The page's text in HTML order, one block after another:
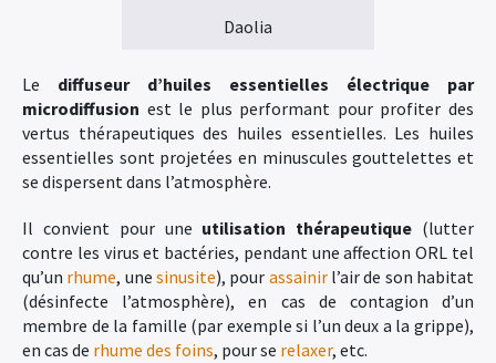
Daolia
Le diffuseur d’huiles essentielles électrique par
microdiffusion est le plus performant pour profiter des
vertus thérapeutiques des huiles essentielles. Les huiles
essentielles sont projetées en minuscules gouttelettes et
se dispersent dans l’atmosphère.
Il convient pour une utilisation thérapeutique (lutter
contre les virus et bactéries, pendant une affection ORL tel
qu’un rhume, unesinusite), pour assainirl’air de son habitat
(désinfecte l’atmosphère), en cas de contagion d’un
membre de la famille (par exemple si l’un deux a la grippe),
en cas de rhume des foins, pour se relaxer, etc.